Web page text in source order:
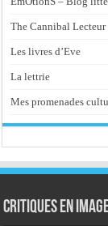
The Cannibal Lecteur
Les livres d’Eve
La lettrie
Mes promenades
Critiques en